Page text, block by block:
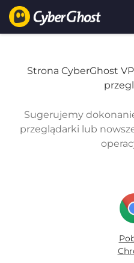
Strona CyberGhost
Sugerujemy
przeglądarki lub